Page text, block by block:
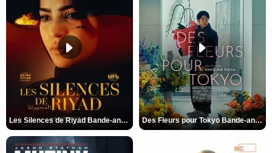
Les Silences de Riyad Bande-annonce VO STFR Des Fleurs pour Tokyo Bande-annonce VO STFR